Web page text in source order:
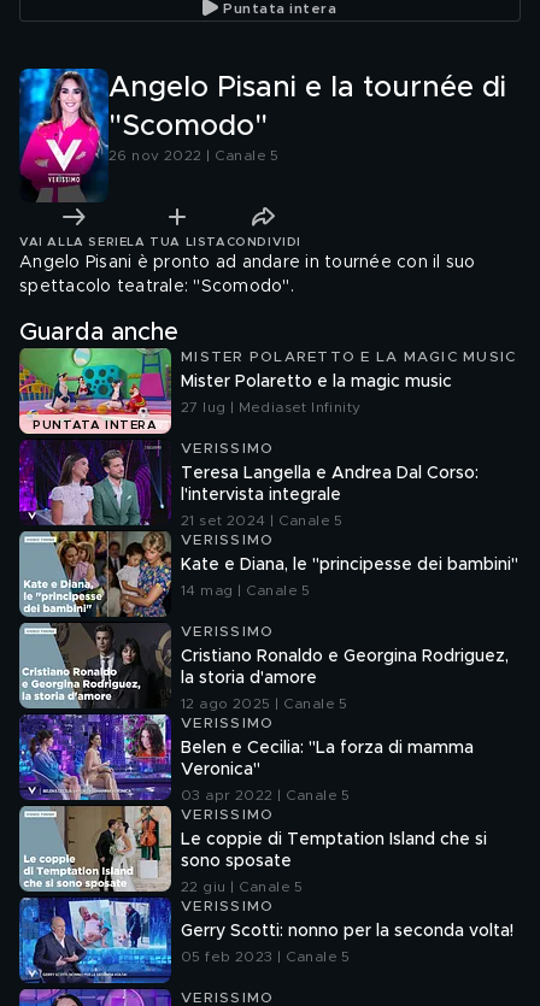
Puntata intera
Angelo Pisani e la tournée di
"Scomodo"
26 nov 2022 | Canale 5
VAI ALLA SERIE LA TUA LISTA CONDIVIDI
Angelo Pisani è pronto ad andare in tournée con il suo
spettacolo teatrale: "Scomodo".
Guarda anche
PUNTATA INTERA
MISTER POLARETTO E LA MAGIC MUSIC
Mister Polaretto e la magic music
27 lug | Mediaset Infinity
VERISSIMO
Teresa Langella e Andrea Dal Corso:
l'intervista integrale
21 set 2024 | Canale 5
VERISSIMO
Kate e Diana, le "principesse dei bambini"
14 mag | Canale 5
VERISSIMO
Cristiano Ronaldo e Georgina Rodriguez,
la storia d'amore
12 ago 2025 | Canale 5
VERISSIMO
Belen e Cecilia: "La forza di mamma
Veronica"
03 apr 2022 | Canale 5
VERISSIMO
Le coppie di Temptation Island che si
sono sposate
22 giu | Canale 5
VERISSIMO
Gerry Scotti: nonno per la seconda volta!
05 feb 2023 | Canale 5
VERISSIMO